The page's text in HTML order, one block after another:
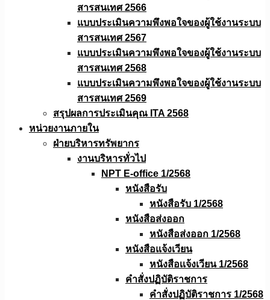
สารสนเทศ 2566
แบบประเมินความพึงพอใจของผู้ใช้งานระบบ
สารสนเทศ 2567
แบบประเมินความพึงพอใจของผู้ใช้งานระบบ
สารสนเทศ 2568
แบบประเมินความพึงพอใจของผู้ใช้งานระบบ
สารสนเทศ 2569
สรุปผลการประเมินคุณ ITA 2568
หน่วยงานภายใน
ฝ่ายบริหารทรัพยากร
งานบริหารทั่วไป
NPT E-office 1/2568
หนังสือรับ
หนังสือรับ 1/2568
หนังสือส่งออก
หนังสือส่งออก 1/2568
หนังสือแจ้งเวียน
หนังสือเเจ้งเวียน 1/2568
คำสั่งปฏิบัติราชการ
คำสั่งปฏิบัติราชการ 1/2568